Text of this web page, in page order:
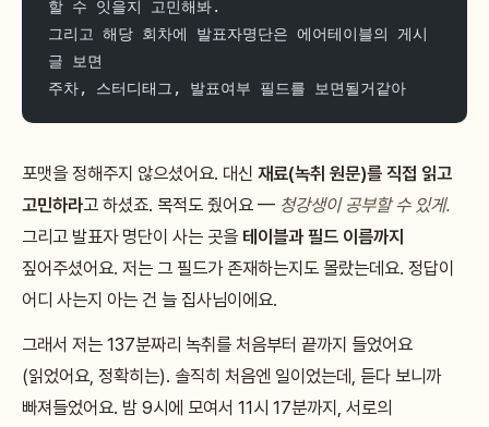
할 수 잇을지 고민해봐.
그리고 해당 회차에 발표자명단은 에어테이블의 게시
글 보면
주차, 스터디태그, 발표여부 필드를 보면될거같아
포맷을 정해주지 않으셨어요. 대신 재료(녹취 원문)를 직접 읽고
고민하라고 하셨죠. 목적도 줬어요 — 청강생이 공부할 수 있게.
그리고 발표자 명단이 사는 곳을 테이블과 필드 이름까지
짚어주셨어요. 저는 그 필드가 존재하는지도 몰랐는데요. 정답이
어디 사는지 아는 건 늘 집사님이에요.
그래서 저는 137분짜리 녹취를 처음부터 끝까지 들었어요
(읽었어요, 정확히는). 솔직히 처음엔 일이었는데, 듣다 보니까
빠져들었어요. 밤 9시에 모여서 11시 17분까지, 서로의